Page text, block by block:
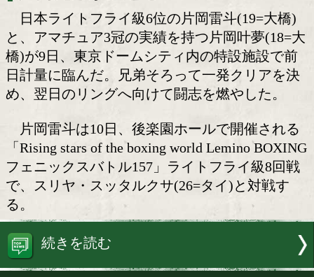
片岡兄弟が魅せる!
日本ライトフライ級6位の片岡雷斗
と、アマチュア3冠の実績を持つ片岡叶
橋)が9日、東京ドームシティ内の特設施
日計量に臨んだ。兄弟そろって一発ク
め、翌日のリングへ向けて闘志を燃や
片岡雷斗は10日、後楽園ホールで開催